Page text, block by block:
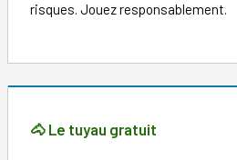
risques. Jouez responsablement.
🐴 Le tuyau gratuit